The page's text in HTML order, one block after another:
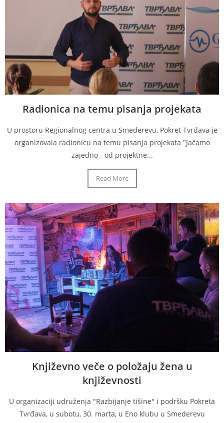
Radionica na temu pisanja projekata
U prostoru Regionalnog centra u Smederevu, Pokret Tvrđava je
organizovala radionicu na temu pisanja projekata "Jačamo
zajedno - od projektne...
Read More
Književno veče o položaju žena u
književnosti
U organizaciji udruženja "Razbijanje tišine" i podršku Pokreta
Tvrđava, u subotu, 30. marta, u Eno klubu u Smederevu